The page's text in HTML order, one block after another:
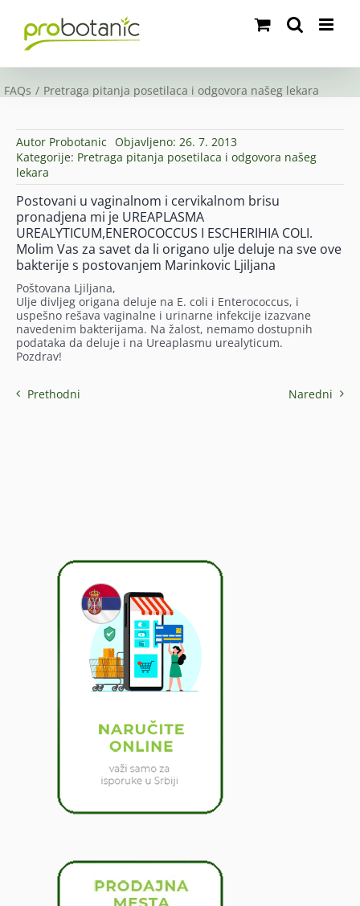
content
FAQs Pretraga pitanja posetilaca i odgovora našeg lekara
Autor Probotanic Objavljeno: 26. 7. 2013
Kategorije: Pretraga pitanja posetilaca i odgovora našeg
lekara
Postovani u vaginalnom i cervikalnom brisu
pronadjena mi je UREAPLASMA
UREALYTICUM,ENEROCOCCUS I ESCHERIHIA COLI.
Molim Vas za savet da li origano ulje deluje na sve ove
bakterije s postovanjem Marinkovic Ljiljana
Poštovana Ljiljana,
Ulje divljeg origana deluje na E. coli i Enterococcus, i
uspešno rešava vaginalne i urinarne infekcije izazvane
navedenim bakterijama. Na žalost, nemamo dostupnih
podataka da deluje i na Ureaplasmu urealyticum.
Pozdrav!
Prethodni Naredni